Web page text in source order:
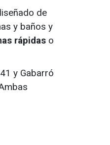
de
y baños y
rápidas o
y Gabarró